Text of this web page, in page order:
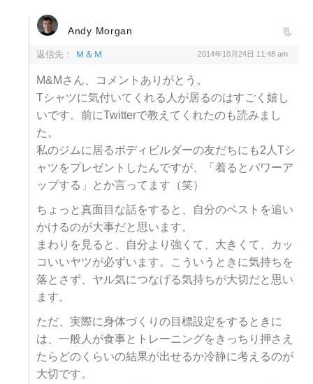
Andy Morgan
返信先： Ｍ＆Ｍ 2014年10月24日 11:48 am
M&Mさん、コメントありがとう。
Tシャツに気付いてくれる人が居るのはすごく嬉し
いです。前にTwitterで教えてくれたのも読みまし
た。
私のジムに居るボディビルダーの友だちにも2人Tシ
ャツをプレゼントしたんですが、「着るとパワーア
ップする」とか言ってます（笑）
ちょっと真面目な話をすると、自分のベストを追い
かけるのが大事だと思います。
まわりを見ると、自分より強くて、大きくて、カッ
コいいヤツが必ずいます。こういうときに気持ちを
落とさず、ヤル気につなげる気持ちが大切だと思い
ます。
ただ、実際に身体づくりの目標設定をするときに
は、一般人が食事とトレーニングをきっちり押さえ
たらどのくらいの結果が出せるか冷静に考えるのが
大切です。